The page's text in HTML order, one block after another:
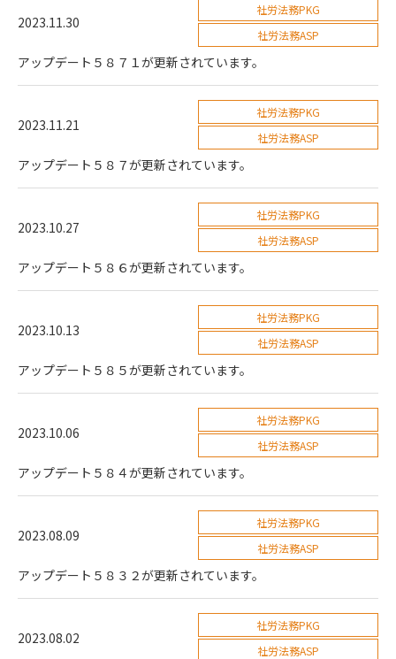
2023.11.30
社労法務PKG
社労法務ASP
アップデート５８７１が更新されています。
2023.11.21
社労法務PKG
社労法務ASP
アップデート５８７が更新されています。
2023.10.27
社労法務PKG
社労法務ASP
アップデート５８６が更新されています。
2023.10.13
社労法務PKG
社労法務ASP
アップデート５８５が更新されています。
2023.10.06
社労法務PKG
社労法務ASP
アップデート５８４が更新されています。
2023.08.09
社労法務PKG
社労法務ASP
アップデート５８３２が更新されています。
2023.08.02
社労法務PKG
社労法務ASP